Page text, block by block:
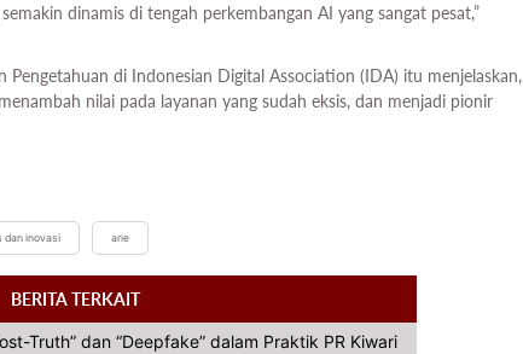
dinamis di tengah perkembangan AI yang sangat pesat,”
Pengetahuan di Indonesian Digital Association (IDA) itu menjelaskan,
nilai pada layanan yang sudah eksis, dan menjadi pionir
dan inovasi arie
BERITA TERKAIT
Truth” dan “Deepfake” dalam Praktik PR Kiwari